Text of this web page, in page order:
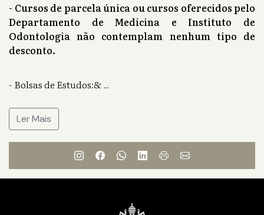
- Cursos de parcela única ou cursos oferecidos pelo
Departamento de Medicina e Instituto de
Odontologia não contemplam nenhum tipo de
desconto.
- Bolsas de Estudos:&...
Ler Mais